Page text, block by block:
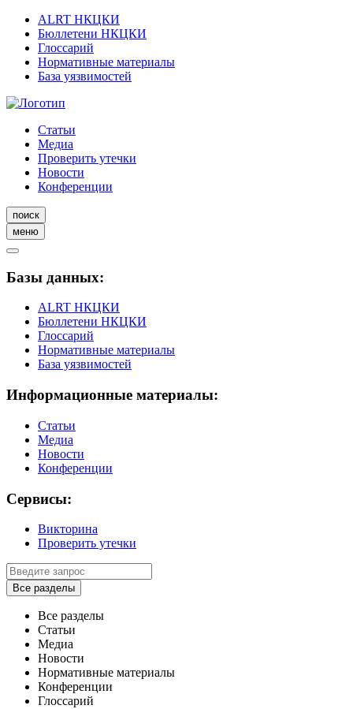
ALRT НКЦКИ
Бюллетени НКЦКИ
Глоссарий
Нормативные материалы
База уязвимостей
Статьи
Медиа
Проверить утечки
Новости
Конференции
поиск
меню
Базы данных:
ALRT НКЦКИ
Бюллетени НКЦКИ
Глоссарий
Нормативные материалы
База уязвимостей
Информационные материалы:
Статьи
Медиа
Новости
Конференции
Сервисы:
Викторина
Проверить утечки
Все разделы
Все разделы
Статьи
Медиа
Новости
Нормативные материалы
Конференции
Глоссарий